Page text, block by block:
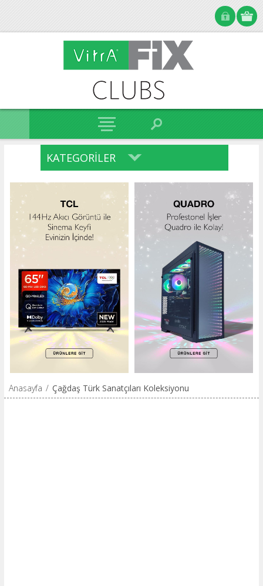
KATEGORILER
Anasayfa / Çağdaş Türk Sanatçıları Koleksiyonu